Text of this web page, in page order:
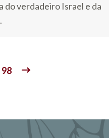
do verdadeiro Israel e da
98